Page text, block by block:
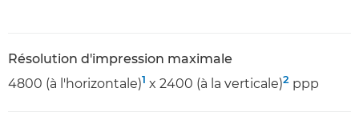
Résolution d'impression maximale
4800 (à l'horizontale)1 x 2400 (à la verticale)2 ppp